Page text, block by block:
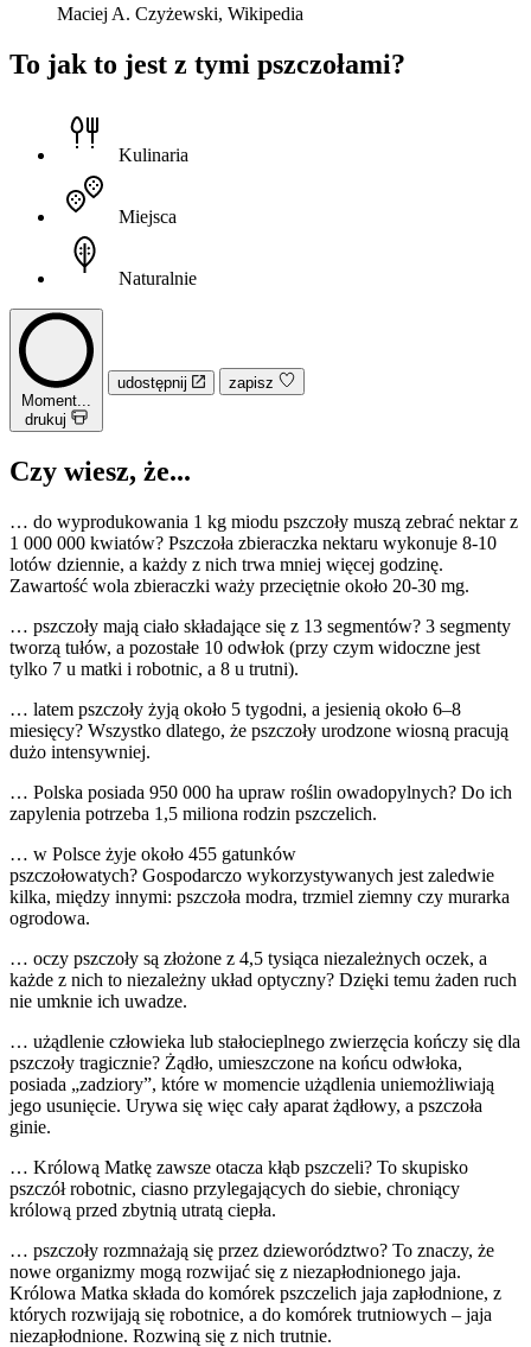
Maciej A. Czyżewski, Wikipedia
To jak to jest z tymi pszczołami?
Kulinaria
Miejsca
Naturalnie
Moment...
drukuj
udostępnij zapisz
Czy wiesz, że...
… do wyprodukowania 1 kg miodu pszczoły muszą zebrać nektar z
1 000 000 kwiatów? Pszczoła zbieraczka nektaru wykonuje 8-10
lotów dziennie, a każdy z nich trwa mniej więcej godzinę.
Zawartość wola zbieraczki waży przeciętnie około 20-30 mg.
… pszczoły mają ciało składające się z 13 segmentów? 3 segmenty
tworzą tułów, a pozostałe 10 odwłok (przy czym widoczne jest
tylko 7 u matki i robotnic, a 8 u trutni).
… latem pszczoły żyją około 5 tygodni, a jesienią około 6–8
miesięcy? Wszystko dlatego, że pszczoły urodzone wiosną pracują
dużo intensywniej.
… Polska posiada 950 000 ha upraw roślin owadopylnych? Do ich
zapylenia potrzeba 1,5 miliona rodzin pszczelich.
… w Polsce żyje około 455 gatunków
pszczołowatych? Gospodarczo wykorzystywanych jest zaledwie
kilka, między innymi: pszczoła modra, trzmiel ziemny czy murarka
ogrodowa.
… oczy pszczoły są złożone z 4,5 tysiąca niezależnych oczek, a
każde z nich to niezależny układ optyczny? Dzięki temu żaden ruch
nie umknie ich uwadze.
… użądlenie człowieka lub stałocieplnego zwierzęcia kończy się dla
pszczoły tragicznie? Żądło, umieszczone na końcu odwłoka,
posiada „zadziory”, które w momencie użądlenia uniemożliwiają
jego usunięcie. Urywa się więc cały aparat żądłowy, a pszczoła
ginie.
… Królową Matkę zawsze otacza kłąb pszczeli? To skupisko
pszczół robotnic, ciasno przylegających do siebie, chroniący
królową przed zbytnią utratą ciepła.
… pszczoły rozmnażają się przez dzieworództwo? To znaczy, że
nowe organizmy mogą rozwijać się z niezapłodnionego jaja.
Królowa Matka składa do komórek pszczelich jaja zapłodnione, z
których rozwijają się robotnice, a do komórek trutniowych – jaja
niezapłodnione. Rozwiną się z nich trutnie.